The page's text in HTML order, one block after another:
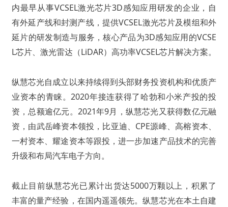
内最早从事VCSEL激光芯片3D感知应用研发的企业，自
有外延产线和封测产线，提供VCSEL激光芯片及模组和外
延片的研发制造与服务，核心产品为3D感知应用的VCSE
L芯片、激光雷达（LiDAR）高功率VCSEL芯片解决方案。
纵慧芯光自成立以来持续得到头部财务投资机构和优质产
业资本的青睐。2020年接连获得了哈勃和小米产投的投
资，总额逾亿元。2021年9月，纵慧芯光又获得数亿元融
资，由武岳峰资本领投，比亚迪、CPE源峰、高榕资本、
一村资本、耀途资本等跟投，进一步加速产品技术的完善
升级和布局汽车电子方向。
截止目前纵慧芯光已累计出货达5000万颗以上，积累了
丰富的量产经验，在国内遥遥领先。纵慧芯光在本土自建